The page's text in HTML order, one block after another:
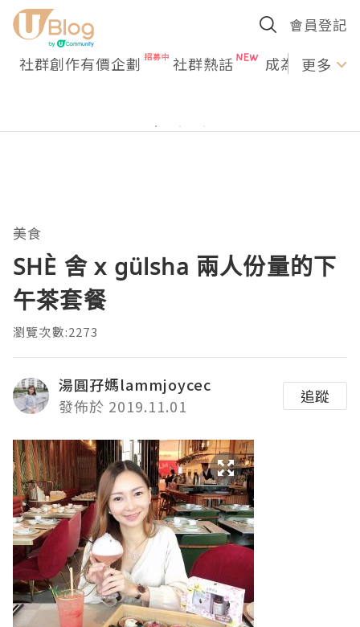
會員登記
社群創作有價企劃 社群熱話 成為U更多
美食
SHÈ 舍 x gülsha 兩人份量的下
午茶套餐
瀏覽次數:2273
湯圓孖媽lammjoycec
發佈於 2019.11.01
追蹤